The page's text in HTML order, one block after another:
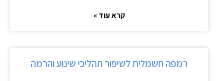
קרא עוד »
רמפה חשמלית לשיפור תהליכי שינוע והרמה